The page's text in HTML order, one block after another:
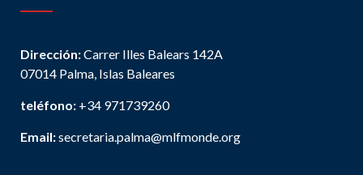
Dirección:Carrer Illes Balears 142A
07014 Palma, Islas Baleares
teléfono: +34 971739260
Email:secretaria.palma@mlfmonde.org